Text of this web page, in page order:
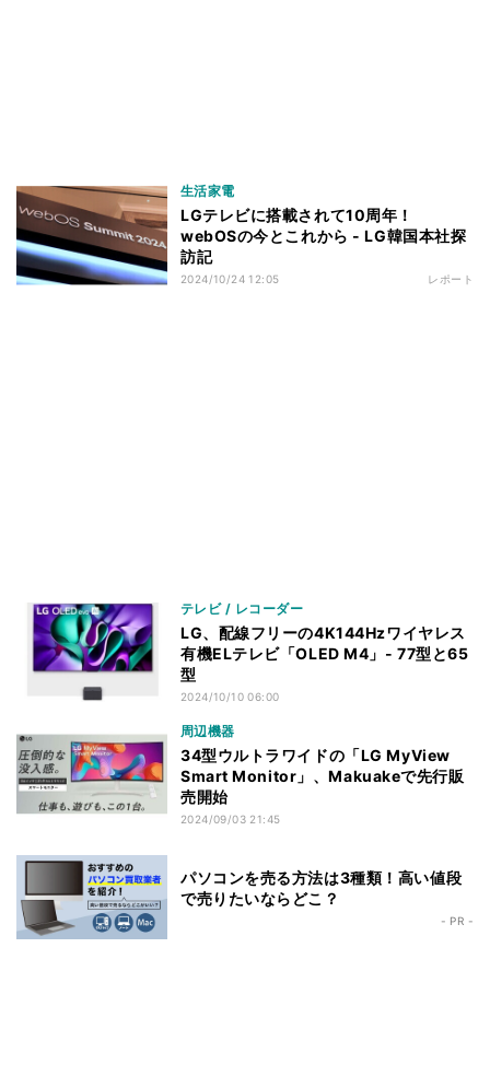
生活家電
LGテレビに搭載されて10周年！
webOSの今とこれから - LG韓国本社探
訪記
2024/10/24 12:05 レポート
テレビ / レコーダー
LG、配線フリーの4K144Hzワイヤレス
有機ELテレビ「OLED M4」- 77型と65
型
2024/10/10 06:00
周辺機器
34型ウルトラワイドの「LG MyView
Smart Monitor」、Makuakeで先行販
売開始
2024/09/03 21:45
パソコンを売る方法は3種類！高い値段
で売りたいならどこ？
- PR -